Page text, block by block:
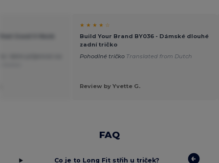
★ ★ ★ ★ ☆
Build Your Brand BY036 - Dámské dlouhé
zadní tričko
Pohodlné tričko Translated from Dutch
Review by Yvette G.
FAQ
Co je to Long Fit střih u triček?